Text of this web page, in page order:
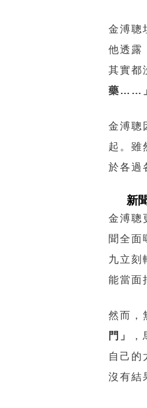
金溥聰
他透露
其實都
藥……
金溥聰
起。雖
於各過
新
金溥聰
聞全面
九立刻
能當面
然而，
門」
自己的
沒有結